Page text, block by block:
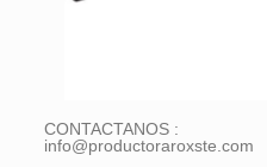
CONTACTANOS :
info@productoraroxste.com